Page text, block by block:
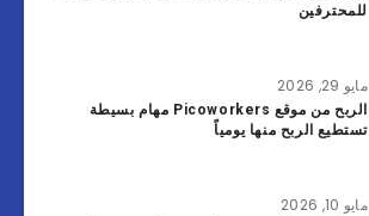
للمحترفين
مايو 29, 2026
الربح من موقع Picoworkers مهام بسيطة
تستطيع الربح منها يومياً
مايو 10, 2026